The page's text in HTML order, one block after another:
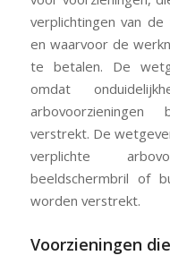
verplichtingen van
en waarvoor de
te betalen. De
omdat
arbovoorzieningen
verstrekt. De
verplichte
beeldschermbril of
worden verstrekt.
Voorzieningen